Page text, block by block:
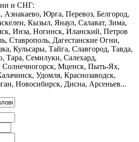
и СНГ:
Азнакаево, Юрга, Перевоз, Белгород,
Кызыл, Янаул, Салават, Зима,
Инза, Ногинск, Иланский, Петров
Ставрополь, Дагестанские Огни,
Кульсары, Тайга, Славгород, Тавда,
Семилуки, Салехард,
Солнечногорск, Мценск, Пыть-Ях,
Удомля, Краснозаводск,
Новосибирск, Дисна, Арсеньев...